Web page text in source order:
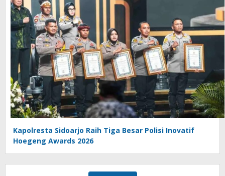
Kapolresta Sidoarjo Raih Tiga Besar Polisi Inovatif
Hoegeng Awards 2026